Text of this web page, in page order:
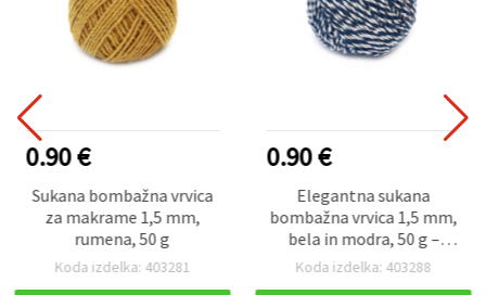
0.90 €
Sukana bombažna vrvica
za makrame 1,5 mm,
rumena, 50 g
Koda izdelka: 403281
0.90 €
Elegantna sukana
bombažna vrvica 1,5 mm,
bela in modra, 50 g –
idealna za DIY, makrame
Koda izdelka: 403288